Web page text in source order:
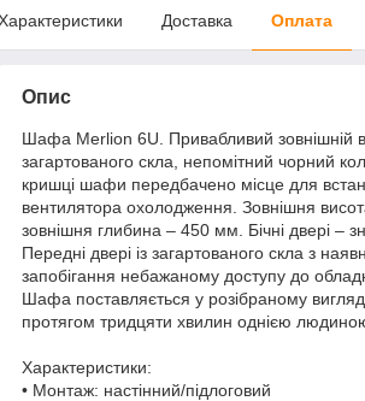
Доставка Оплата
Опис
Шафа Merlion 6U. Привабливий зовнішній
загартованого скла, непомітний чорний
кришці шафи передбачено місце для
вентилятора охолодження. Зовнішня
зовнішня глибина – 450 мм. Бічні двері –
Передні двері із загартованого скла з
запобігання небажаному доступу до
Шафа поставляється у розібраному
протягом тридцяти хвилин однією
Характеристики:
• Монтаж: настінний/підлоговий